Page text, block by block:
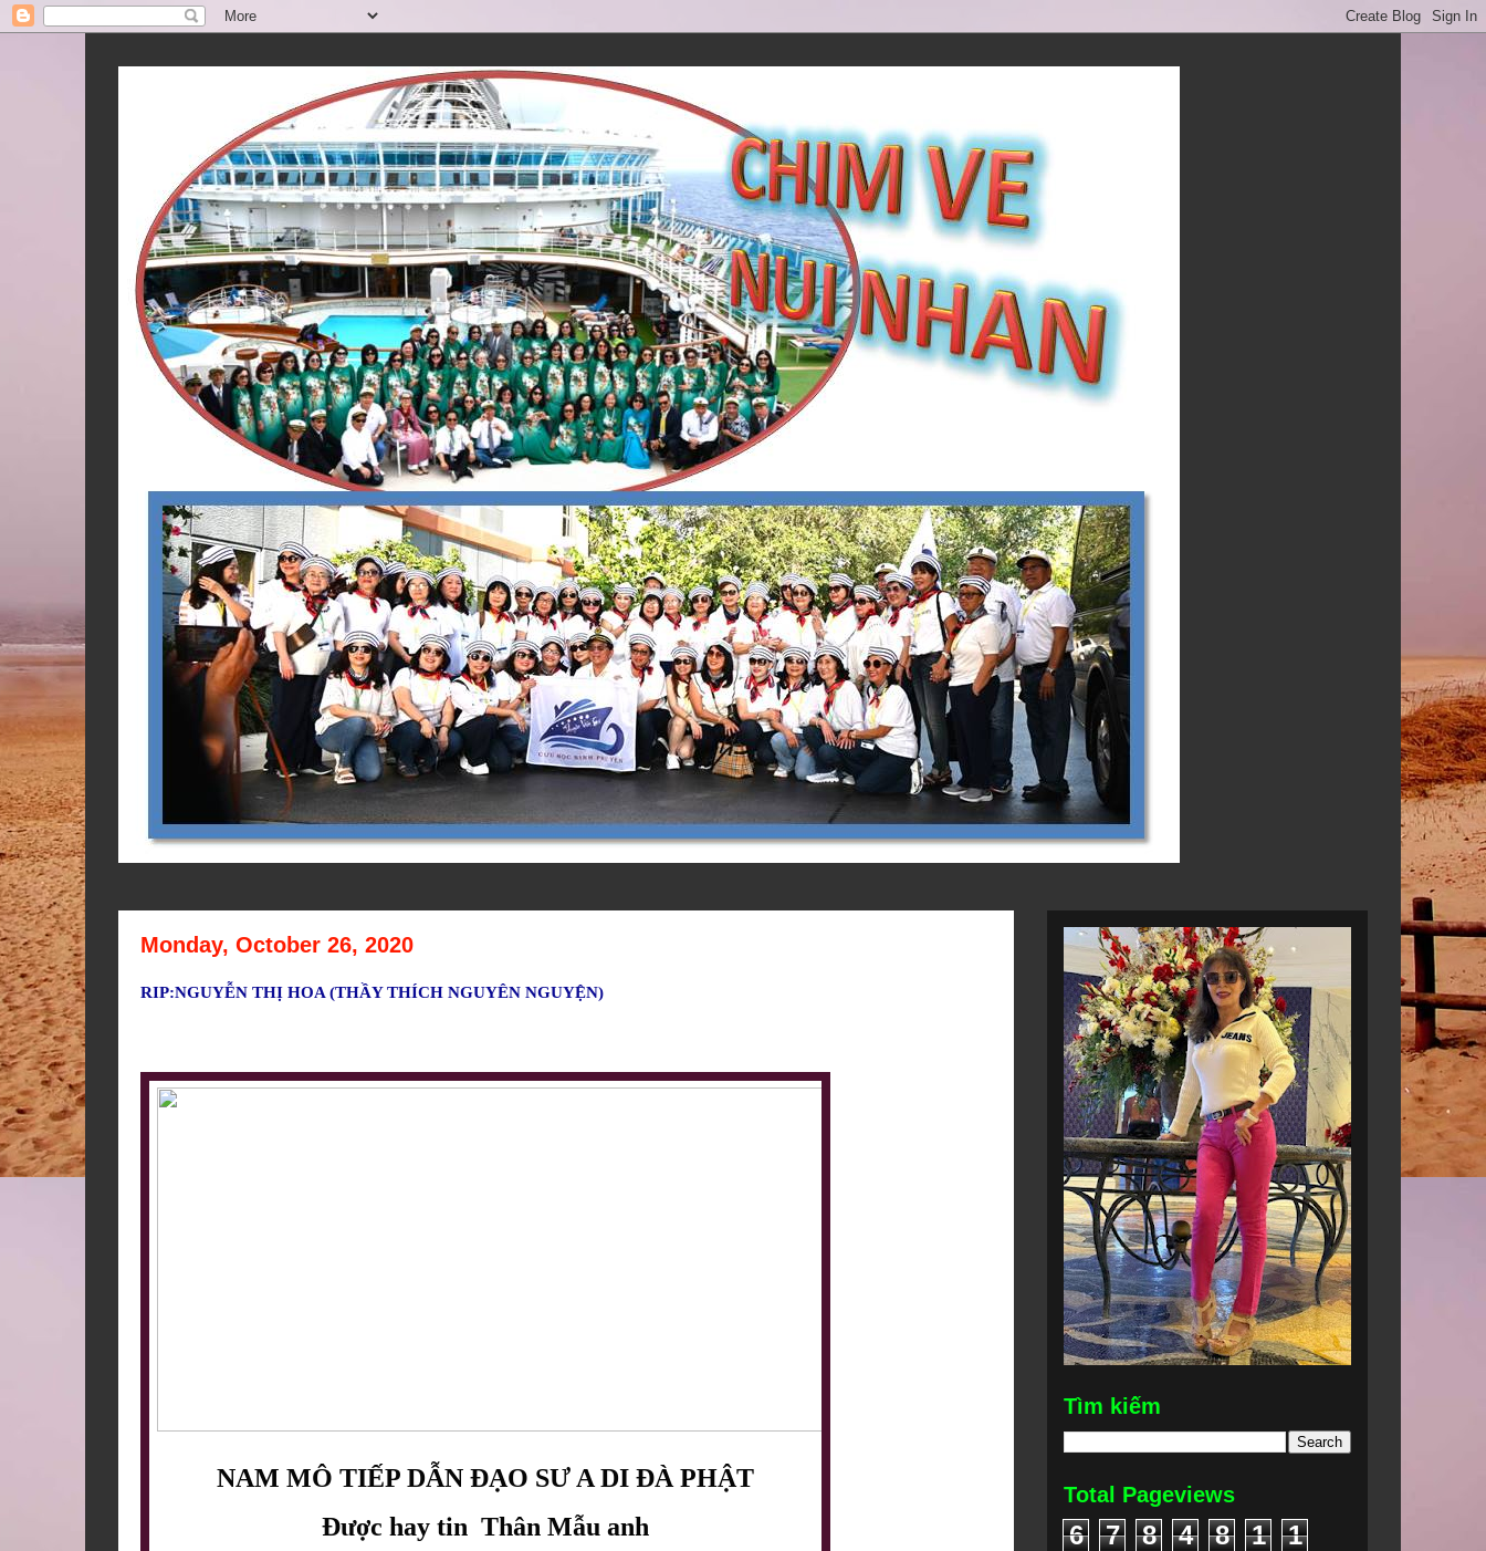
Monday, October 26, 2020
RIP:NGUYỄN THỊ HOA (THẦY THÍCH NGUYÊN NGUYỆN)
NAM MÔ TIẾP DẪN ĐẠO SƯ A DI ĐÀ PHẬT
Được hay tin  Thân Mẫu anh
Tìm kiếm
Total Pageviews
6 7 8 4 8 1 1